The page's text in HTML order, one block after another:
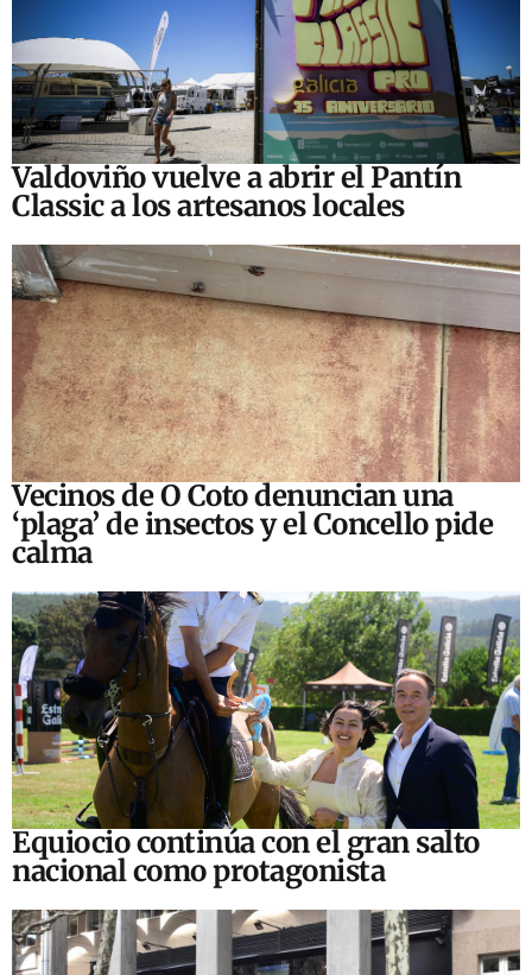
Valdoviño vuelve a abrir el Pantín
Classic a los artesanos locales
Vecinos de O Coto denuncian una
‘plaga’ de insectos y el Concello pide
calma
Equiocio continúa con el gran salto
nacional como protagonista